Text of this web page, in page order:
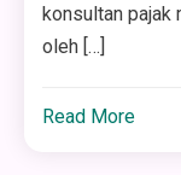
konsultan pajak
oleh […]
Read More